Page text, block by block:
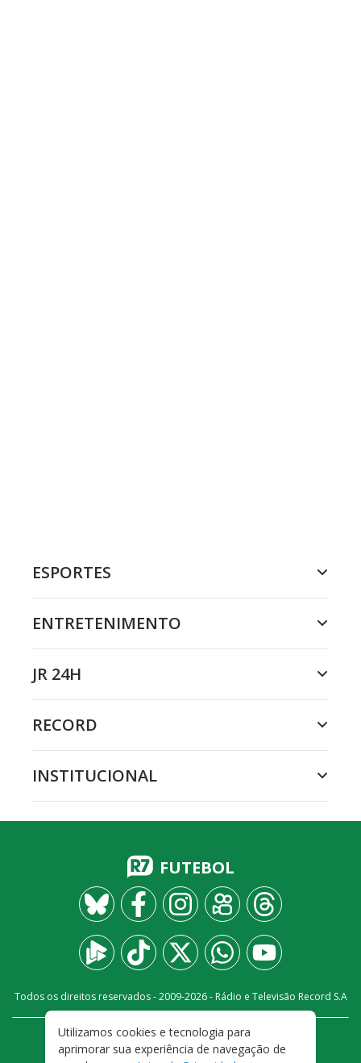
ESPORTES
ENTRETENIMENTO
JR 24H
RECORD
INSTITUCIONAL
FUTEBOL
Todos os direitos reservados - 2009-2026- Rádio e Televisão Record S.A
FALE CONOSCO
PRIVACIDADE
Utilizamos cookies e tecnologia para
aprimorar sua experiência de navegação de